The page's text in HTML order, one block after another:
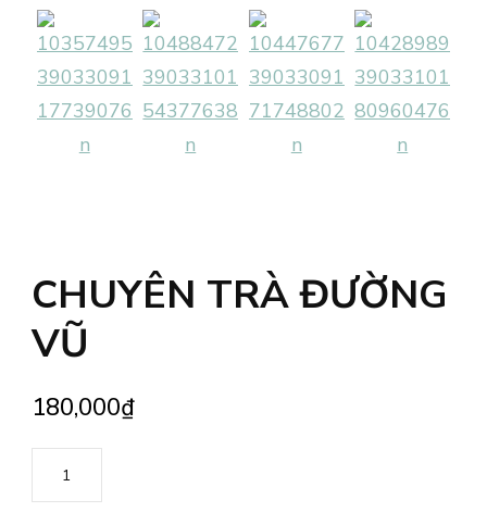
CHUYÊN TRÀ ĐƯỜNG
VŨ
180,000₫
CHUYÊN
TRÀ